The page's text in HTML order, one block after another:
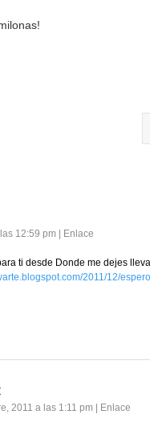
12:59 pm | Enlace
ti desde Donde me dejes
2011/12/
2011 a las 1:11 pm | Enlace